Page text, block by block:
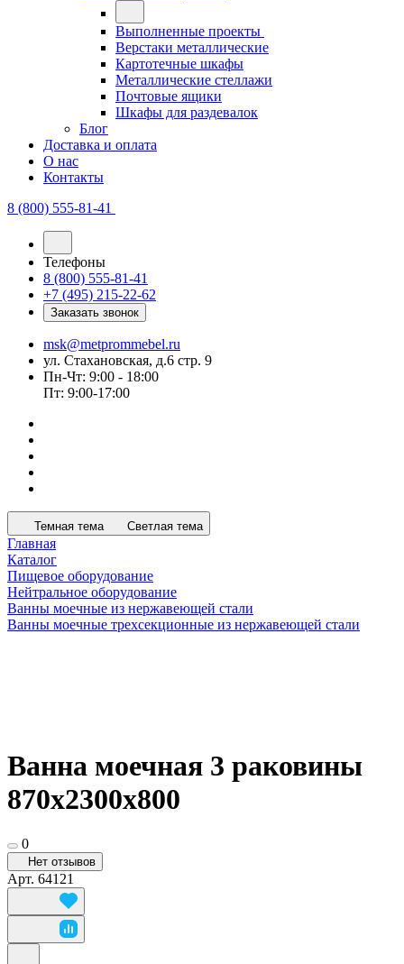
Выполненные проекты
Верстаки металлические
Картотечные шкафы
Металлические стеллажи
Почтовые ящики
Шкафы для раздевалок
Блог
Доставка и оплата
О нас
Контакты
8 (800) 555-81-41
Телефоны
8 (800) 555-81-41
+7 (495) 215-22-62
Заказать звонок
msk@metprommebel.ru
ул. Стахановская, д.6 стр. 9
Пн-Чт: 9:00 - 18:00
Пт: 9:00-17:00
Темная тема Светлая тема
Главная
Каталог
Пищевое оборудование
Нейтральное оборудование
Ванны моечные из нержавеющей стали
Ванны моечные трехсекционные из нержавеющей стали
Ванна моечная 3 раковины
870x2300x800
0
Нет отзывов
Арт. 64121